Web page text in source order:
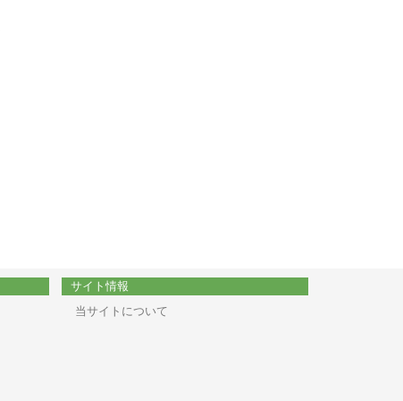
サイト情報
当サイトについて